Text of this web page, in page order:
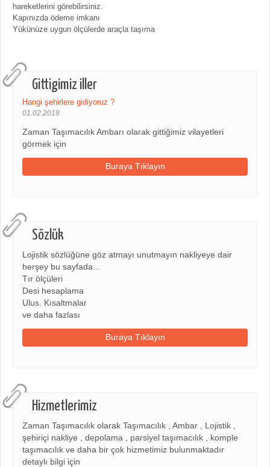
Gittigimiz iller
Hangi şehirlere gidiyoruz ?
01.02.2019
Zaman Taşımacılık Ambarı olarak gittiğimiz vilayetleri
görmek için
Buraya Tıklayın
Sözlük
Lojistik sözlüğüne göz atmayı unutmayın nakliyeye dair
herşey bu sayfada...
Tır ölçüleri
Desi hesaplama
Ulus. Kısaltmalar
ve daha fazlası
Buraya Tıklayın
Hizmetlerimiz
Zaman Taşımacılık olarak Taşımacılık , Ambar , Lojistik ,
şehiriçi nakliye , depolama , parsiyel taşımacılık , komple
taşımacılık ve daha bir çok hizmetimiz bulunmaktadır
detaylı bilgi için
hareketlerini görebilirsiniz.
Kapınızda ödeme imkanı
Yükünüze uygun ölçülerde araçla taşıma